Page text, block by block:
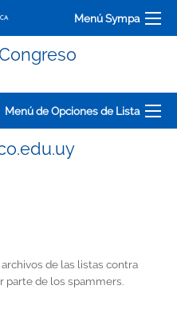
Menú Sympa
Menú de Opciones de Lista
de las listas contra
parte de los spammers.